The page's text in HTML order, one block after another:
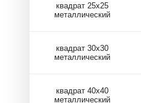
квадрат 25х25
металлический
квадрат 30х30
металлический
квадрат 40х40
металлический